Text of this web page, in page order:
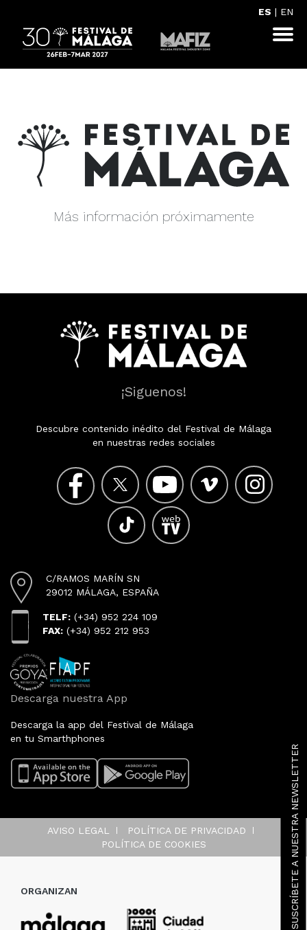
SUSCRÍBETE A NUESTRA NEWSLETTER
ES | EN
Más información próximamente
¡Siguenos!
Descubre contenido inédito del Festival de Málaga
en nuestras redes sociales
C/RAMOS MARÍN SN
29012 MÁLAGA, ESPAÑA
TELF: (+34) 952 224 109
FAX: (+34) 952 212 953
Descarga nuestra App
Descarga la app del Festival de Málaga
en tu Smarthphones
AVISO LEGAL
POLÍTICA DE PRIVACIDAD
POLÍTICA DE COOKIES
ORGANIZAN